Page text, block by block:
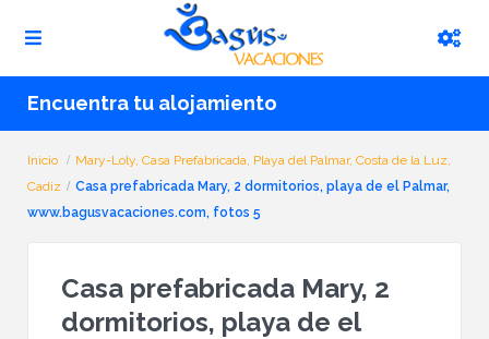
Encuentra tu alojamiento
Inicio
Mary-Loly, Casa Prefabricada, Playa del Palmar, Costa de la Luz,
Cadiz
Casa prefabricada Mary, 2 dormitorios, playa de el Palmar,
www.bagusvacaciones.com, fotos 5
Casa prefabricada Mary, 2
dormitorios, playa de el